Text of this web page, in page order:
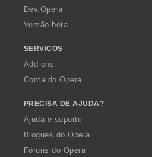
a
Dev.Opera
Versão beta
SERVIÇOS
Add-ons
Conta do Opera
PRECISA DE AJUDA?
Ajuda e suporte
Blogues do Opera
Fóruns do Opera